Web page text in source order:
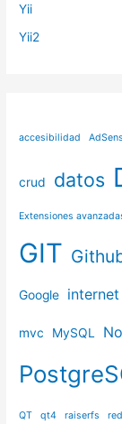
Yii
Yii2
accesibilidad
crud datos
Extensiones
GIT
Google internet
mvc MySQL
QT qt4 raiserfs red